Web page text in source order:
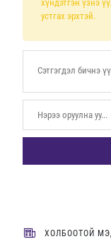
хүндэтгэн үзнэ
устгах эрхтэй.
ХОЛБООТОЙ